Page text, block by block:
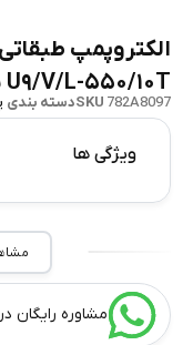
الکتروپمپ
U۹/V/L-۵۵۰/۱۰T سه فاز
SKU 782A8097 دسته بندی
ویژگی ها
مشاوره رایگان